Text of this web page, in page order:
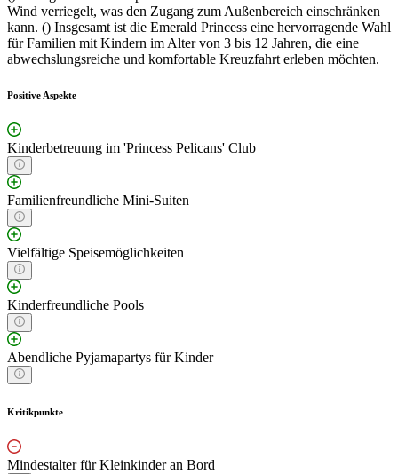
Wind verriegelt, was den Zugang zum Außenbereich einschränken
kann. () Insgesamt ist die Emerald Princess eine hervorragende Wahl
für Familien mit Kindern im Alter von 3 bis 12 Jahren, die eine
abwechslungsreiche und komfortable Kreuzfahrt erleben möchten.
Positive Aspekte
Kinderbetreuung im 'Princess Pelicans' Club
Familienfreundliche Mini-Suiten
Vielfältige Speisemöglichkeiten
Kinderfreundliche Pools
Abendliche Pyjamapartys für Kinder
Kritikpunkte
Mindestalter für Kleinkinder an Bord